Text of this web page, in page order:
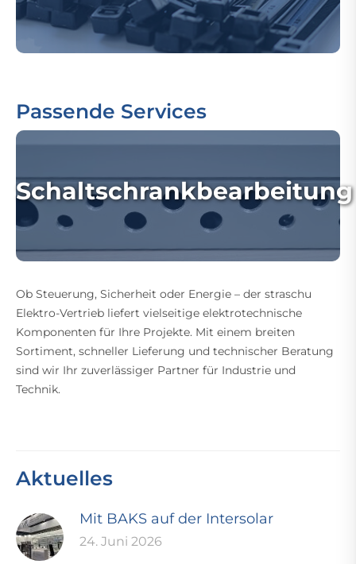
Passende Services
Schaltschrankbearbeitung
Ob Steuerung, Sicherheit oder Energie – der straschu
Elektro-Vertrieb liefert vielseitige elektrotechnische
Komponenten für Ihre Projekte. Mit einem breiten
Sortiment, schneller Lieferung und technischer Beratung
sind wir Ihr zuverlässiger Partner für Industrie und
Technik.
Aktuelles
Mit BAKS auf der Intersolar
24. Juni 2026